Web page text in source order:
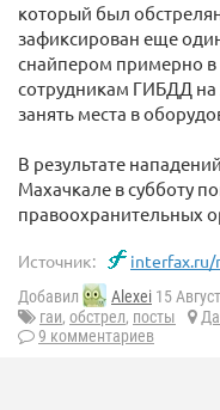
который был
зафиксирован еще
снайпером примерно в
сотрудникам ГИБДД на
занять места в
В результате
Махачкале в субботу
правоохранительных
Источник: interfax.ru/
Добавил Alexei 15
гаи, обстрел, посты
9 комментариев